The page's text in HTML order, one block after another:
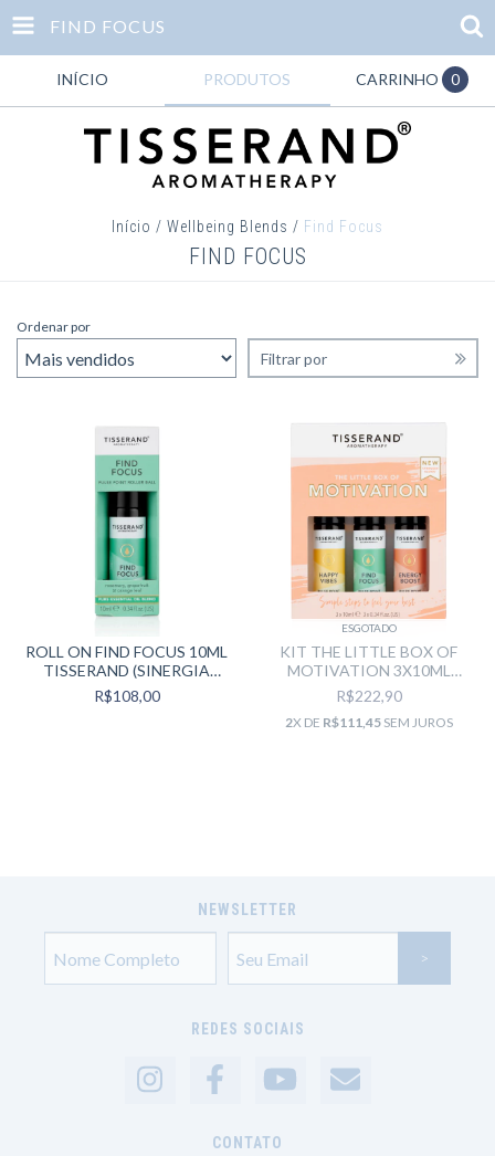
FIND FOCUS
INÍCIO PRODUTOS CARRINHO 0
Início / Wellbeing Blends / Find Focus
FIND FOCUS
Ordenar por
Filtrar por
ROLL ON FIND FOCUS 10ML
TISSERAND (SINERGIA
PRONTA )
R$108,00
ESGOTADO
KIT THE LITTLE BOX OF
MOTIVATION 3X10ML
TISSERAND (A CAIXINHA DA
MOTIVAÇÃO)
R$222,90
2X DE R$111,45SEM JUROS
NEWSLETTER
REDES SOCIAIS
CONTATO